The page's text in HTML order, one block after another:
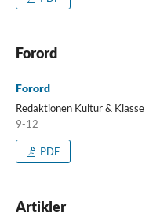
Forord
Forord
Redaktionen Kultur & Klasse
9-12
PDF
Artikler